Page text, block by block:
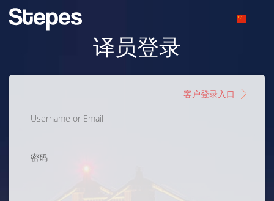
译员登录
客户登录入口
Username or Email
密码